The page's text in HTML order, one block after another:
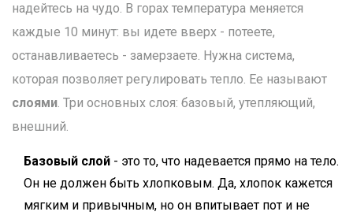
надейтесь на чудо. В горах температура меняется
каждые 10 минут: вы идете вверх - потеете,
останавливаетесь - замерзаете. Нужна система,
которая позволяет регулировать тепло. Ее называют
слоями. Три основных слоя: базовый, утепляющий,
внешний.
Базовый слой - это то, что надевается прямо на тело.
Он не должен быть хлопковым. Да, хлопок кажется
мягким и привычным, но он впитывает пот и не